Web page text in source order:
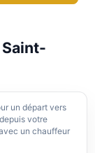
un départ vers
votre
un chauffeur